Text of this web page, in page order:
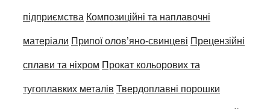
підприємства Композиційні та наплавочні
матеріали Припої олов’яно-свинцеві Прецензійні
сплави та ніхром Прокат кольорових та
тугоплавких металів Твердоплавні порошки